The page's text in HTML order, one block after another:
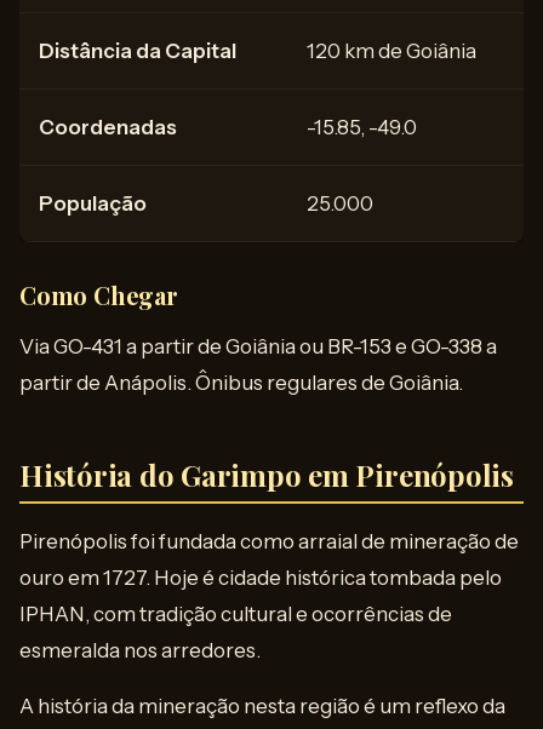
Distância da Capital 120 km de Goiânia
Coordenadas -15.85, -49.0
População 25.000
Como Chegar
Via GO-431 a partir de Goiânia ou BR-153 e GO-338 a
partir de Anápolis. Ônibus regulares de Goiânia.
História do Garimpo em Pirenópolis
Pirenópolis foi fundada como arraial de mineração de
ouro em 1727. Hoje é cidade histórica tombada pelo
IPHAN, com tradição cultural e ocorrências de
esmeralda nos arredores.
A história da mineração nesta região é um reflexo da